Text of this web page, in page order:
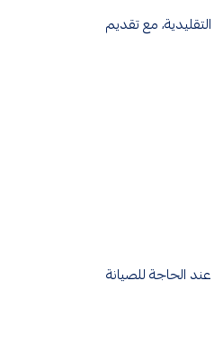
التقليدية، مع تقديم
الحاجة للصيانة